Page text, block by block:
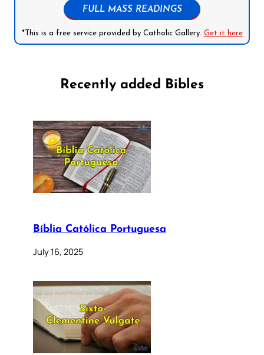
FULL MASS READINGS
*This is a free service provided by Catholic Gallery. Get it here
Recently added Bibles
Bíblia Católica Portuguesa
July 16, 2025